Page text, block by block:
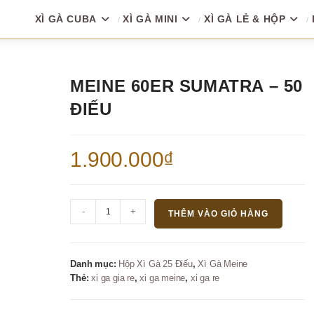
XÌ GÀ CUBA XÌ GÀ MINI XÌ GÀ LẺ & HỘP
MEINE 60ER SUMATRA – 50
ĐIẾU
1.900.000₫
60er
50
điếu
- + THÊM VÀO GIỎ HÀNG
Danh mục: Hộp Xì Gà 25 Điếu,Xì Gà Meine
Thẻ:xi ga gia re,xi ga meine, xi ga re